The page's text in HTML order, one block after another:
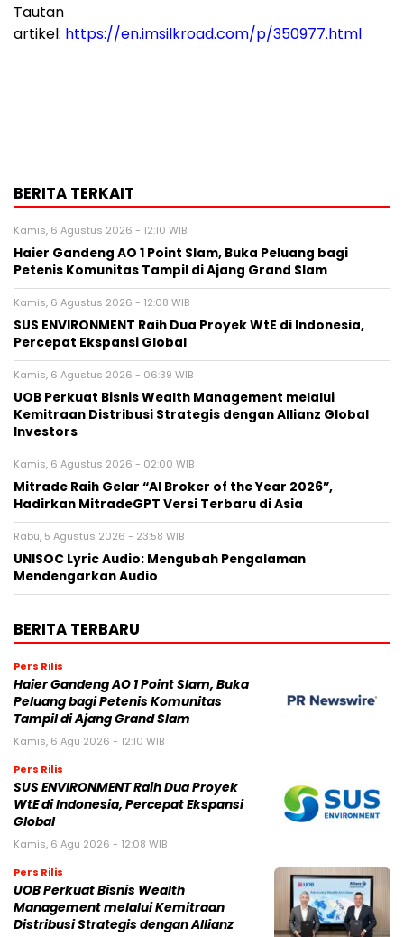
Tautan
artikel: https://en.imsilkroad.com/p/350977.html
BERITA TERKAIT
Kamis, 6 Agustus 2026 - 12:10 WIB
Haier Gandeng AO 1 Point Slam, Buka Peluang bagi
Petenis Komunitas Tampil di Ajang Grand Slam
Kamis, 6 Agustus 2026 - 12:08 WIB
SUS ENVIRONMENT Raih Dua Proyek WtE di Indonesia,
Percepat Ekspansi Global
Kamis, 6 Agustus 2026 - 06:39 WIB
UOB Perkuat Bisnis Wealth Management melalui
Kemitraan Distribusi Strategis dengan Allianz Global
Investors
Kamis, 6 Agustus 2026 - 02:00 WIB
Mitrade Raih Gelar “AI Broker of the Year 2026”,
Hadirkan MitradeGPT Versi Terbaru di Asia
Rabu, 5 Agustus 2026 - 23:58 WIB
UNISOC Lyric Audio: Mengubah Pengalaman
Mendengarkan Audio
BERITA TERBARU
Pers Rilis
Haier Gandeng AO 1 Point Slam, Buka
Peluang bagi Petenis Komunitas
Tampil di Ajang Grand Slam
Kamis, 6 Agu 2026 - 12:10 WIB
Pers Rilis
SUS ENVIRONMENT Raih Dua Proyek
WtE di Indonesia, Percepat Ekspansi
Global
Kamis, 6 Agu 2026 - 12:08 WIB
Pers Rilis
UOB Perkuat Bisnis Wealth
Management melalui Kemitraan
Distribusi Strategis dengan Allianz